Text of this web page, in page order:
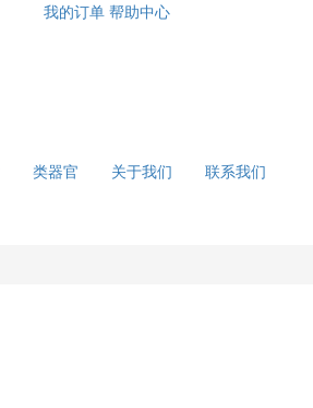
我的订单 帮助中心
类器官 关于我们 联系我们